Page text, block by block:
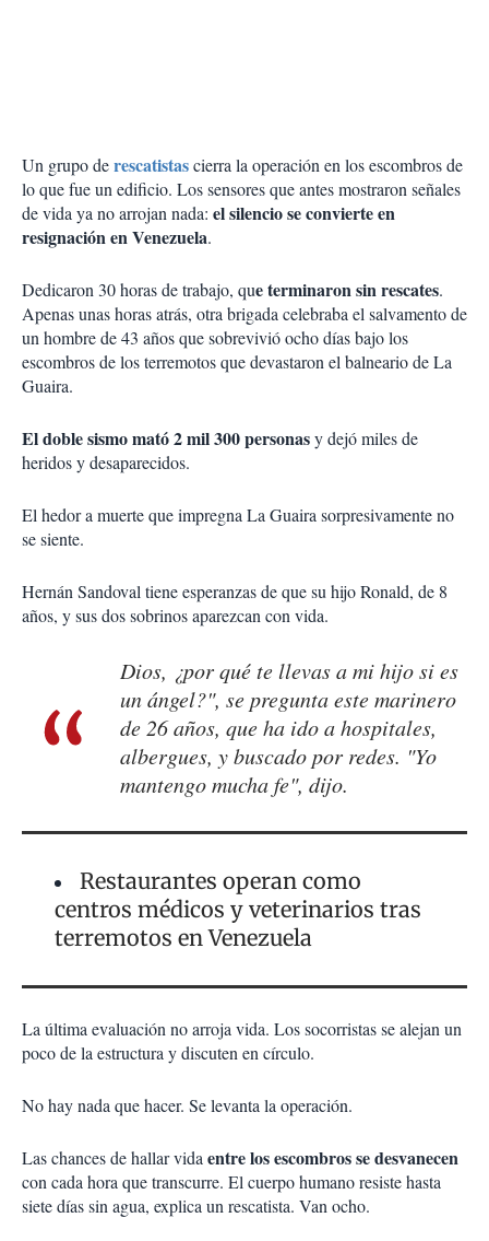
Un grupo derescatistascierra la operación en los escombros de
lo que fue un edificio. Los sensores que antes mostraron señales
de vida ya no arrojan nada: el silencio se convierte en
resignación en Venezuela.
Dedicaron 30 horas de trabajo, que terminaron sin rescates.
Apenas unas horas atrás, otra brigada celebraba el salvamento de
un hombre de 43 años que sobrevivió ocho días bajo los
escombros de los terremotos que devastaron el balneario de La
Guaira.
El doble sismo mató 2 mil 300 personasy dejó miles de
heridos y desaparecidos.
El hedor a muerte que impregna La Guaira sorpresivamente no
se siente.
Hernán Sandoval tiene esperanzas de que su hijo Ronald, de 8
años, y sus dos sobrinos aparezcan con vida.
Dios, ¿por qué te llevas a mi hijo si es
un ángel?", se pregunta este marinero
de 26 años, que ha ido a hospitales,
albergues, y buscado por redes. "Yo
mantengo mucha fe", dijo.
Restaurantes operan como
centros médicos y veterinarios tras
terremotos en Venezuela
La última evaluación no arroja vida. Los socorristas se alejan un
poco de la estructura y discuten en círculo.
No hay nada que hacer. Se levanta la operación.
Las chances de hallar vidaentre los escombros se desvanecen
con cada hora que transcurre. El cuerpo humano resiste hasta
siete días sin agua, explica un rescatista. Van ocho.